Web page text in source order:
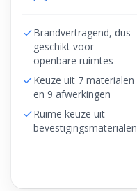
Brandvertragend, dus
geschikt voor
openbare ruimtes
Keuze uit 7 materialen
en 9 afwerkingen
Ruime keuze uit
bevestigingsmaterialen